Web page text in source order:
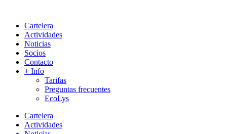
Cartelera
Actividades
Noticias
Socios
Contacto
+ Info
Tarifas
Preguntas frecuentes
EcoLys
Cartelera
Actividades